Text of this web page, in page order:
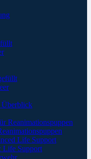
Reanimationspuppen
Life Support
Life Support